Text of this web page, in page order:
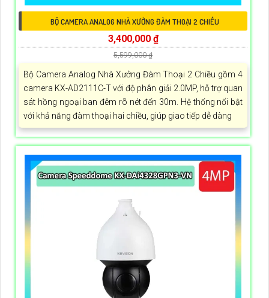
BỘ CAMERA ANALOG NHÀ XƯỞNG ĐÀM THOẠI 2 CHIỀU
3,400,000 ₫
5,599,000 ₫
Bộ Camera Analog Nhà Xưởng Đàm Thoại 2 Chiều gồm 4
camera KX-AD2111C-T với độ phân giải 2.0MP, hỗ trợ quan
sát hồng ngoại ban đêm rõ nét đến 30m. Hệ thống nổi bật
với khả năng đàm thoại hai chiều, giúp giao tiếp dễ dàng